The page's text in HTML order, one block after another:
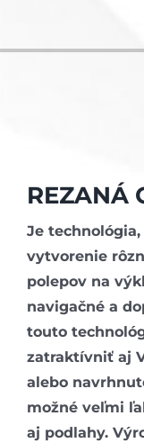
REZANÁ
Je
vytvorenie
polepov na
navigačné a
touto
zatraktívniť aj
alebo
možné veľmi
aj podlahy.